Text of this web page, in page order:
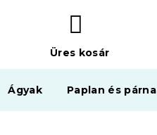
KOSÁR
Üres kosár
Ágyak Paplan és párna